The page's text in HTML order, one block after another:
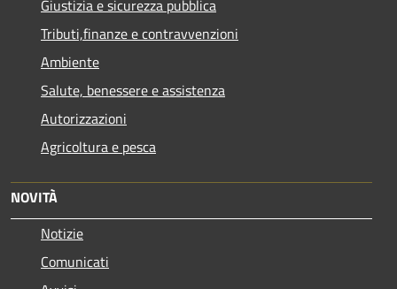
Giustizia e sicurezza pubblica
Tributi,finanze e contravvenzioni
Ambiente
Salute, benessere e assistenza
Autorizzazioni
Agricoltura e pesca
NOVITÀ
Notizie
Comunicati